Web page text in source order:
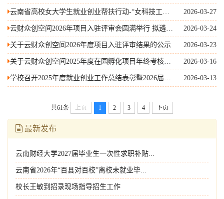
举报电话的公告
云南省高校女大学生就业创业帮扶行动-“女科技工作
者、女企业家”进校园活动在云南财经大学举办
2026-03-27
云财众创空间2026年项目入驻评审会圆满举行 拟遴选
35个优质项目入驻
2026-03-24
关于云财众创空间2026年度项目入驻评审结果的公示 2026-03-23
关于云财众创空间2025年度在园孵化项目年终考核结
果的公示
2026-03-16
学校召开2025年度就业创业工作总结表彰暨2026届毕
业生就业创业工作推进会
2026-03-13
共61条 上页 1 2 3 4 下页
最新发布
云南财经大学2027届毕业生一次性求职补贴...
云南省2026年“百县对百校”离校未就业毕...
校长王敏到招录现场指导招生工作